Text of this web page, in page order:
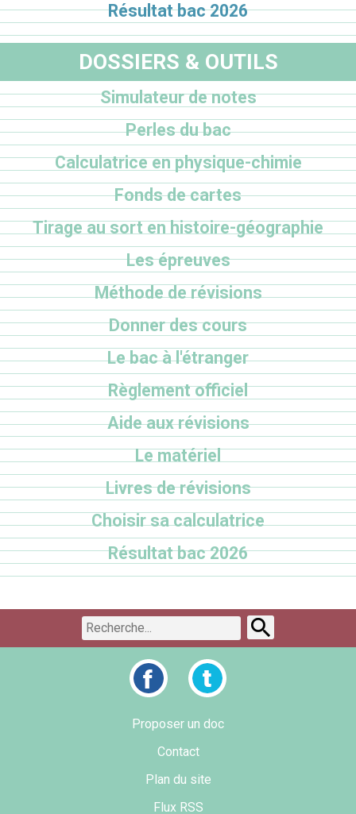
Résultat bac 2026
DOSSIERS & OUTILS
Simulateur de notes
Perles du bac
Calculatrice en physique-chimie
Fonds de cartes
Tirage au sort en histoire-géographie
Les épreuves
Méthode de révisions
Donner des cours
Le bac à l'étranger
Règlement officiel
Aide aux révisions
Le matériel
Livres de révisions
Choisir sa calculatrice
Résultat bac 2026
Proposer un doc
Contact
Plan du site
Flux RSS